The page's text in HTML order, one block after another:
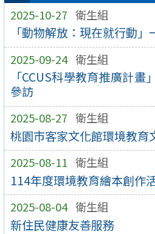
2025-10-27 衛生組
「動物解放：現在就行動
2025-09-24 衛生組
「CCUS科學教育推廣計畫
參訪
2025-08-27 衛生組
桃園市客家文化館環境教育
2025-08-11 衛生組
114年度環境教育繪本創作
2025-08-04 衛生組
新住民健康友善服務